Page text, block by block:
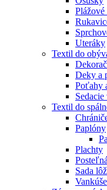
Plážové
Uteráky
Textil do
Deky a
Poťahy
Sedacie
Textil do
Paplóny
Plachty
Sada
Vankúše